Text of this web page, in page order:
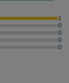
1
0
0
0
0